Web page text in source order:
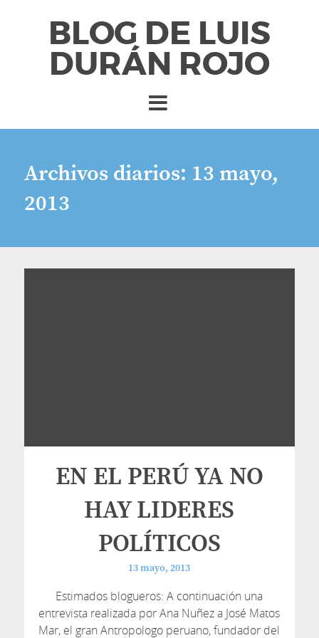
BLOG DE LUIS
DURÁN ROJO
Archivos diarios: 13 mayo,
2013
EN EL PERÚ YA NO
HAY LIDERES
POLÍTICOS
13 mayo, 2013
Estimados blogueros: A continuación una
entrevista realizada por Ana Nuñez a José Matos
Mar, el gran Antropologo peruano, fundador del